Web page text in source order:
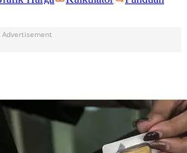
Advertisement